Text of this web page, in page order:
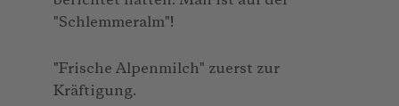
"Schlemmeralm"!
"Frische Alpenmilch" zuerst zur
Kräftigung.